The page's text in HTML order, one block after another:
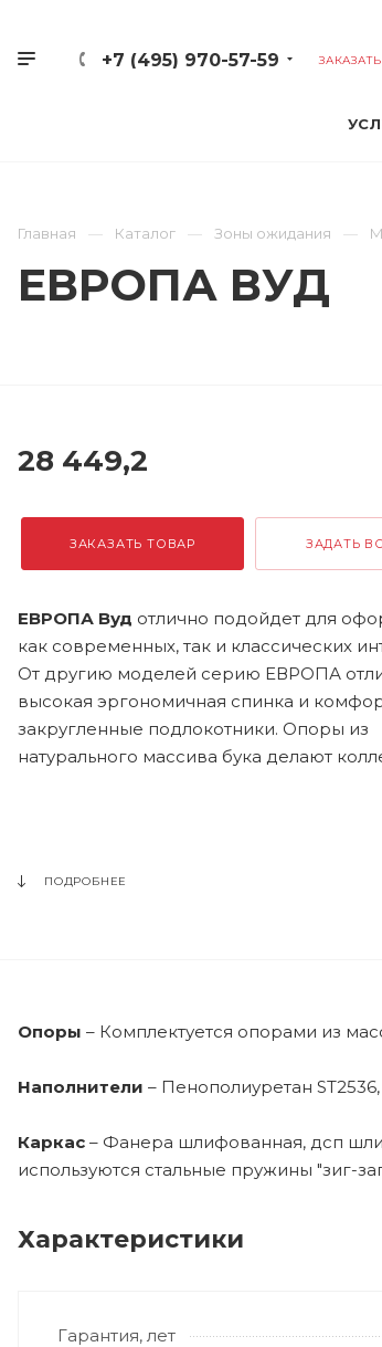
+7 (495) 970-57-59
Главная Каталог Зоны ожидания
ЕВРОПА ВУД
28 449,2
ЗАКАЗАТЬ ТОВАР ЗАДАТЬ
ЕВРОПА Вуд отлично подойдет для
как современных, так и классических
От другию моделей серию ЕВРОПА
высокая эргономичная спинка и
закругленные подлокотники. Опоры из
натурального массива бука делают
цветах из рогожки и или жаккарда
ПОДРОБНЕЕ
Опоры – Комплектуется опорами из
Наполнители – Пенополиуретан
Каркас – Фанера шлифованная, дсп
используются стальные пружины "зиг-
Характеристики
Гарантия, лет